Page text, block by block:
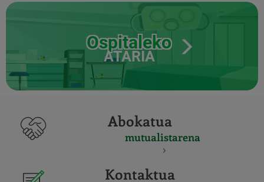
Ospitaleko
ATARIA
Abokatua
mutualistarena
Kontaktua